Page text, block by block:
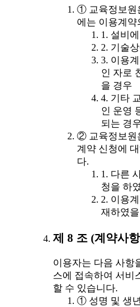
① 교육정보원
에는 이용계약
1. 설비
2. 기술
3. 이용
인 자로
을 경우
4. 기타
인 운영
되는 경
② 교육정보원
계약 신청에
다.
1. 다른
청을 하
2. 이용
재하였을
제 8 조 (계약사
이용자는 다음 사항
스에 접속하여 서비
할 수 있습니다.
① 성명 및 생